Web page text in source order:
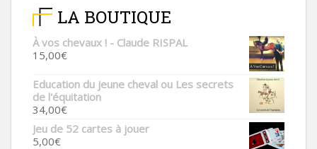
LA BOUTIQUE
À vos chevaux ! - Claude RISPAL
15,00€
Education du jeune cheval ou Les secrets
de l'équitation
34,00€
Jeu de 52 cartes à jouer
5,00€